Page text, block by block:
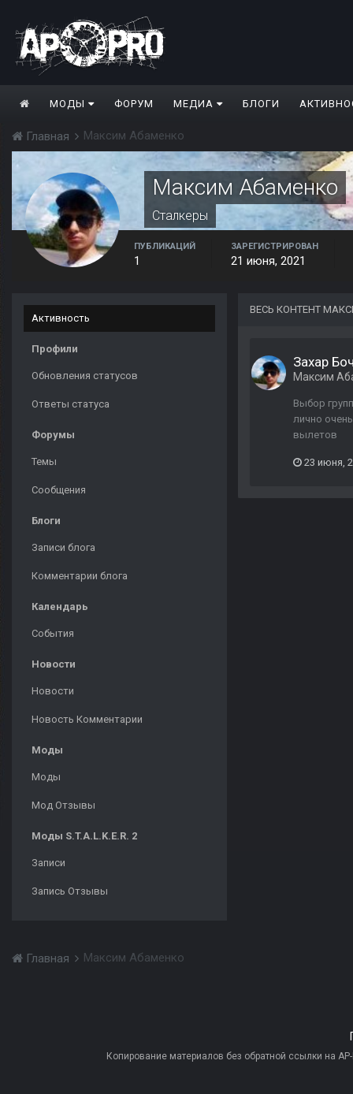
МОДЫ ФОРУМ МЕДИА БЛОГИ
Главная Максим Абаменко
Максим Абаменко
Сталкеры
ПУБЛИКАЦИЙ
1
ЗАРЕГИСТРИРОВАН
21 июня, 2021
Активность
Профили
Обновления статусов
Ответы статуса
Форумы
Темы
Сообщения
Блоги
Записи блога
Комментарии блога
Календарь
События
Новости
Новости
Новость Комментарии
Моды
Моды
Мод Отзывы
Моды S.T.A.L.K.E.R. 2
Записи
Запись Отзывы
ВЕСЬ КОНТЕНТ
Захар
Максим
Выбор
лично
вылетов
23 июня,
Главная Максим Абаменко
Копирование материалов без обратной ссылки на